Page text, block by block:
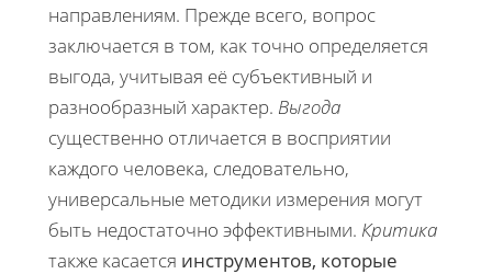
направлениям. Прежде всего, вопрос
заключается в том, как точно определяется
выгода, учитывая её субъективный и
разнообразный характер. Выгода
существенно отличается в восприятии
каждого человека, следовательно,
универсальные методики измерения могут
быть недостаточно эффективными. Критика
также касается инструментов, которые